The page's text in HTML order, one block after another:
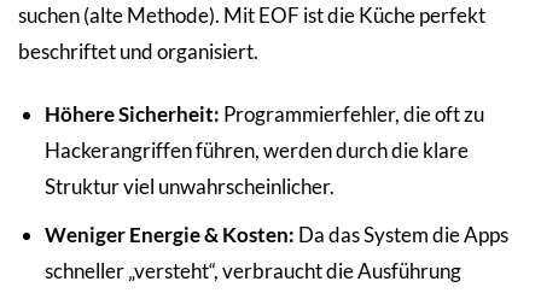
suchen (alte Methode). Mit EOF ist die Küche perfekt
beschriftet und organisiert.
Höhere Sicherheit: Programmierfehler, die oft zu
Hackerangriffen führen, werden durch die klare
Struktur viel unwahrscheinlicher.
Weniger Energie & Kosten: Da das System die Apps
schneller „versteht“, verbraucht die Ausführung